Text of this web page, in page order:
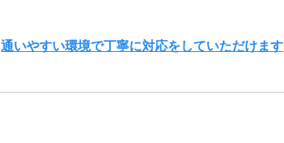
通いやすい環境で丁寧に対応をしていただけます